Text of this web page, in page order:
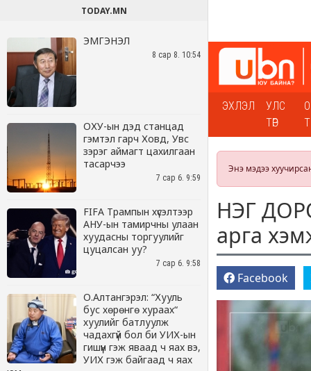
TODAY.MN
ЭМГЭНЭЛ
8 сар 8. 10:54
ОХУ-ын дэд станцад
гэмтэл гарч Ховд, Увс
зэрэг аймагт цахилгаан
тасарчээ
7 сар 6. 9:59
FIFA Трампын хүсэлтээр
АНУ-ын тамирчны улаан
хуудасны торгуулийг
цуцалсан уу?
7 сар 6. 9:58
О.Алтангэрэл: “Хууль
бус хөрөнгө хураах“
хуулийг батлуулж
чадахгүй бол би УИХ-ын
гишүүн гэж яваад ч яах вэ,
УИХ гэж байгаад ч яах